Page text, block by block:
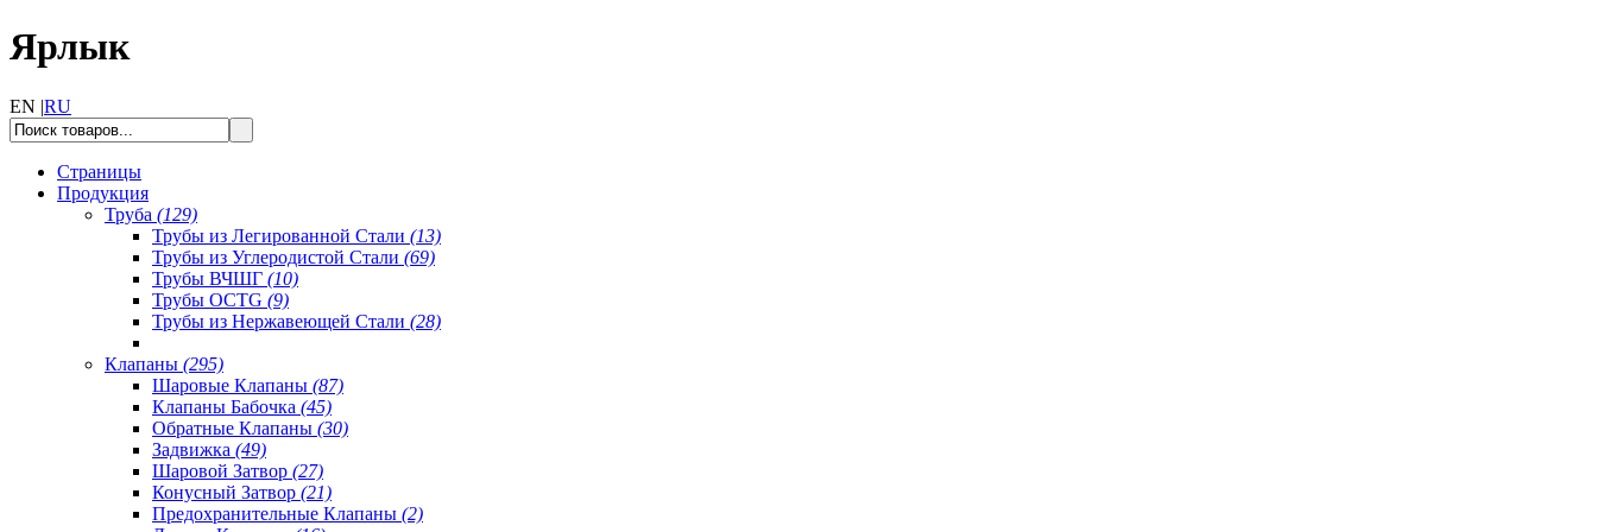
Ярлык
EN |RU
Страницы
Продукция
Труба (129)
Трубы из Легированной Стали (13)
Трубы из Углеродистой Стали (69)
Трубы ВЧШГ (10)
Трубы OCTG (9)
Трубы из Нержавеющей Стали (28)
Клапаны (295)
Шаровые Клапаны (87)
Клапаны Бабочка (45)
Обратные Клапаны (30)
Задвижка (49)
Шаровой Затвор (27)
Конусный Затвор (21)
Предохранительные Клапаны (2)